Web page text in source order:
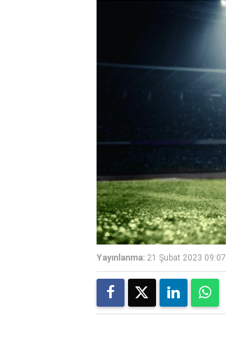
Yayınlanma: 21 Şubat 2023 09:07